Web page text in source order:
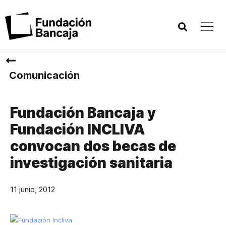
Comunicación
Fundación Bancaja y
Fundación INCLIVA
convocan dos becas de
investigación sanitaria
11 junio, 2012